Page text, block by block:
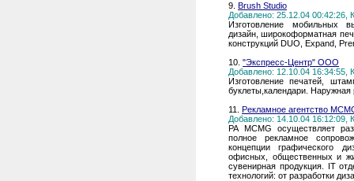
9. Brush Studio
Добавлено: 25.12.04 00:42:26,
Изготовление мобильных
дизайн, широкоформатная
конструкций DUO, Expand,
10. "Экспресс-Центр" ООО
Добавлено: 12.10.04 16:34:55,
Изготовление печатей,
буклеты,календари.
11. Рекламное агентство
Добавлено: 14.10.04 16:12:09,
РА MCMG осуществляет
полное рекламное
концепции графического
офисных, общественных и
сувенирная продукция. IT
технологий: от разработки